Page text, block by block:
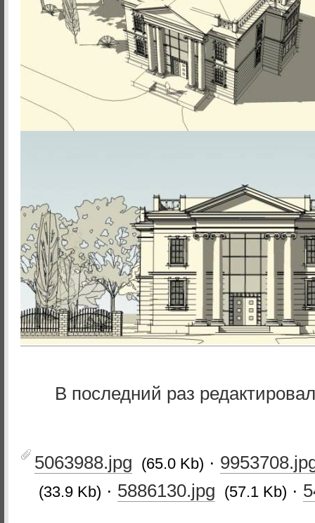
В последний раз
5063988.jpg (65.0 Kb) ·
(33.9 Kb) · 5886130.jpg (57.1 Kb) ·